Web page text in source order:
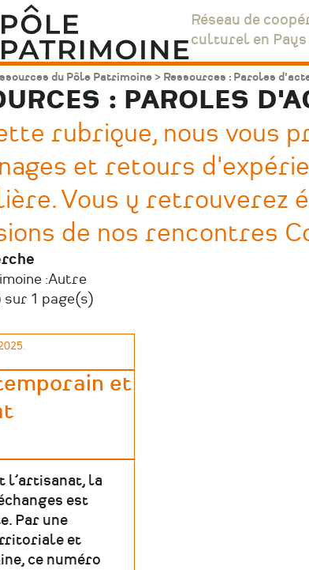
Réseau de
culturel en Pays
du Pôle Patrimoine Ressources : Paroles
: PAROLES
rubrique, nous vous
et retours
Vous y retrouverez
de nos rencontres
:Autre
1 page(s)
et
l’artisanat, la
est
Par une
et
ce numéro